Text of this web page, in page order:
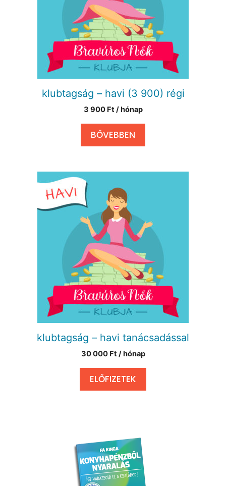
klubtagság – havi (3 900) régi
3 900 Ft / hónap
BŐVEBBEN
klubtagság – havi tanácsadással
30 000 Ft / hónap
ELŐFIZETEK